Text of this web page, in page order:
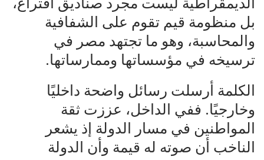
بل منظومة قيم تقوم على الشفافية
والمحاسبة، وهو ما تجتهد مصر في
ترسيخه في مؤسساتها وممارساتها.
الكلمة أرسلت رسائل واضحة داخليًا
وخارجيًا. ففي الداخل، عززت ثقة
المواطنين في مسار الدولة إذ يشعر
الناخب أن صوته له قيمة وأن الدولة